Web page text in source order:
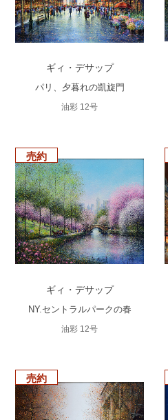
ギィ・デサップ
パリ、夕暮れの凱旋門
油彩 12号
売約
ギィ・デサップ
NY.セントラルパークの春
油彩 12号
売約